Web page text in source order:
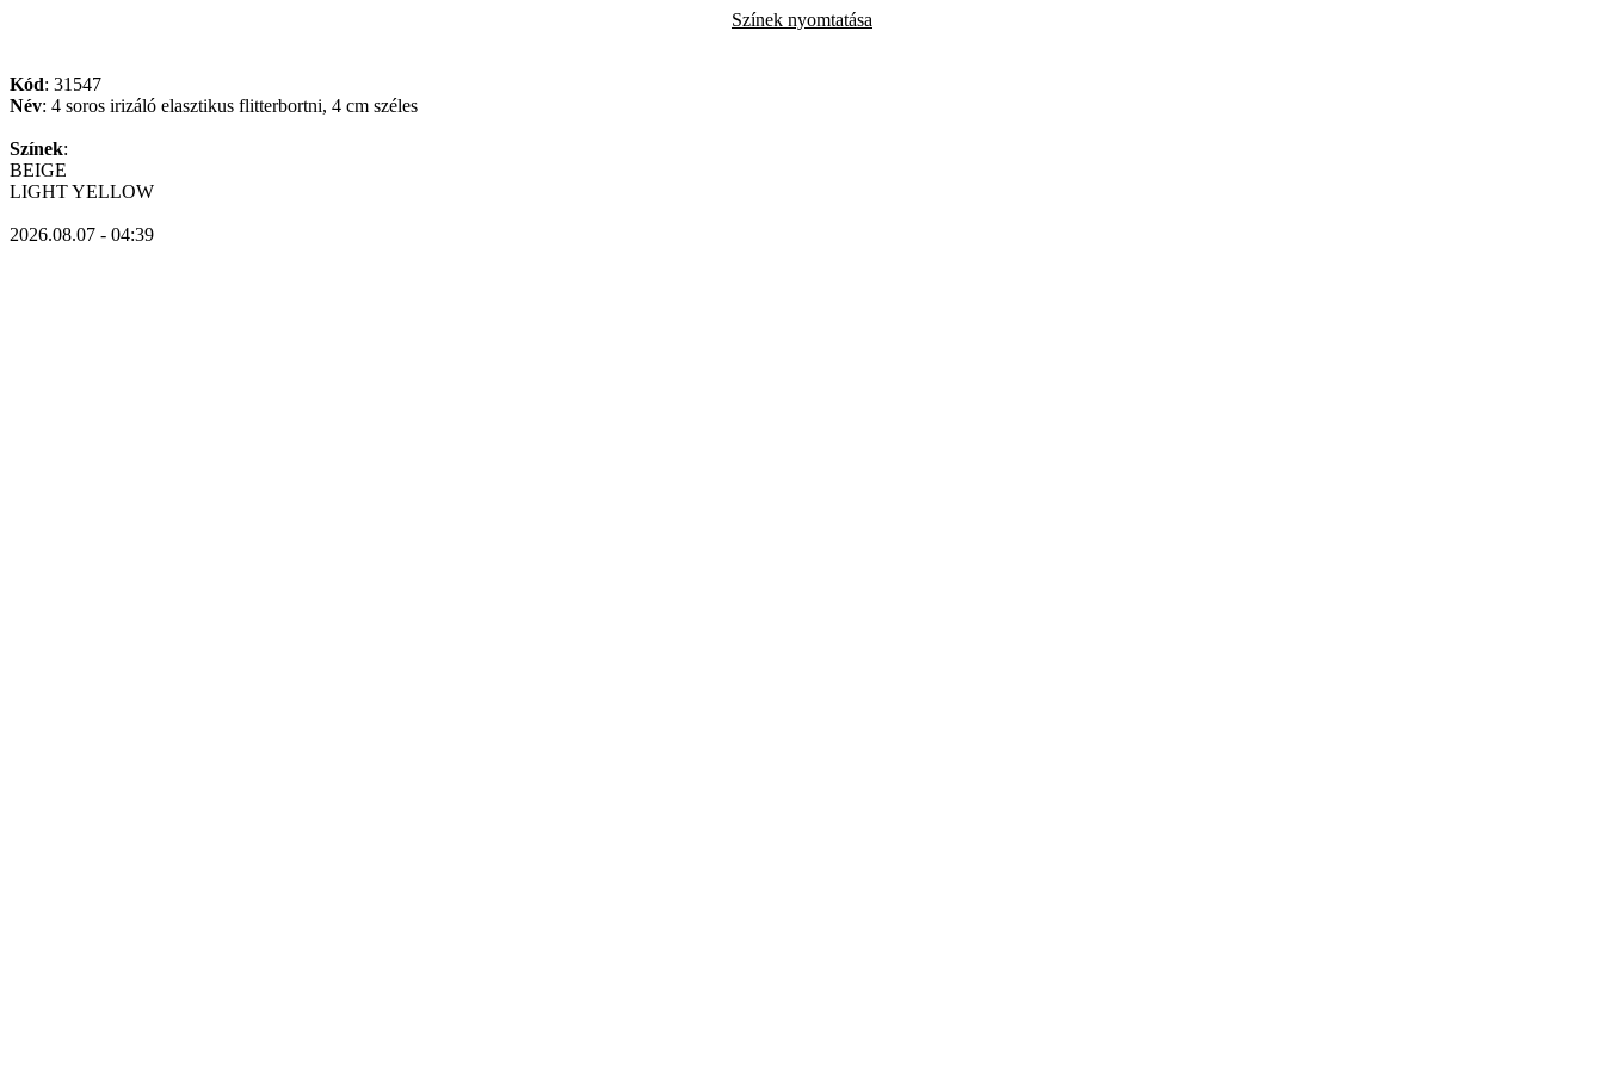
Színek nyomtatása
Kód: 31547
Név: 4 soros irizáló elasztikus flitterbortni, 4 cm széles
Színek:
BEIGE
LIGHT YELLOW
2026.08.07 - 04:39